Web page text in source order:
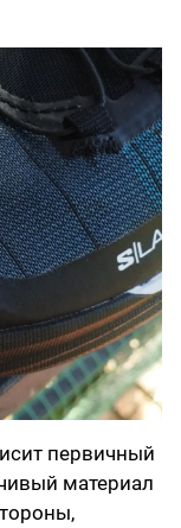
первичный
материал